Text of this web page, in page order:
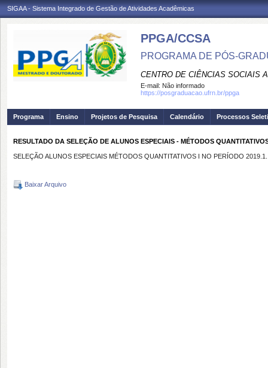
SIGAA - Sistema Integrado de Gestão de Atividades Acadêmicas
PPGA/CCSA
PROGRAMA DE PÓS-
CENTRO DE CIÊNCIAS SOCIAIS
E-mail: Não informado
https://posgraduacao.ufrn.br/ppga
Programa Ensino Projetos de Pesquisa Calendário Processos
RESULTADO DA SELEÇÃO DE ALUNOS ESPECIAIS - MÉTODOS
SELEÇÃO ALUNOS ESPECIAIS MÉTODOS QUANTITATIVOS I NO PERÍODO 2019.1.
Baixar Arquivo